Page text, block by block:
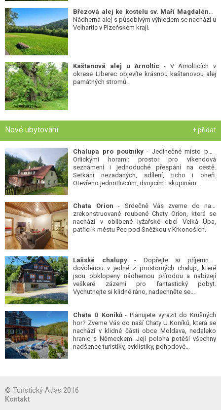
Březová alej ke kostelu sv. Maří Magdalény-
Nádherná alej s působivým výhledem se nachází u
Velhartic v Plzeňském kraji.
Kaštanová alej u Arnoltic - V Arnolticích v
okrese Liberec objevíte krásnou kaštanovou alej
památných stromů.
Nové ubytování + přidat
Chalupa pro poutníky- Jedinečné místo pod
Orlickými horami: prostor pro víkendová
seznámení i jednoduché přespání na cestě.
Setkání nezadaných, sdílení, ticho i oheň.
Otevřeno jednotlivcům, dvojicím i skupinám...
Chata Orion - Srdečně Vás zveme do naší
zrekonstruované roubené Chaty Orion, která se
nachází v oblíbené lyžařské obci Velká Úpa,
patřící k městu Pec pod Sněžkou v Krkonoších.
Lašské chalupy- Dopřejte si příjemnou
dovolenou v jedné z prostorných chalup, které
jsou obklopeny nádhernou přírodou a nabízejí
veškeré zázemí pro fantastický pobyt.
Vychutnejte si klidné ráno, nadechněte se...
Chata U Koníků- Plánujete vyrazit do Krušných
hor? Zveme Vás do naší Chaty U Koníků, která se
nachází v klidné části obce Moldava, nedaleko
hranic s Německem. Její poloha potěší všechny
nadšence turistiky, cyklistiky, pohodové...
© Turistický Atlas 2016
Kontakt